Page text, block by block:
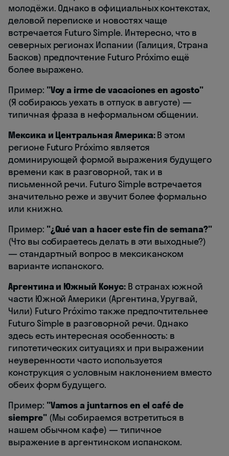
молодёжи. Однако в официальных контекстах,
деловой переписке и новостях чаще
встречается Futuro Simple. Интересно, что в
северных регионах Испании (Галиция, Страна
Басков) предпочтение Futuro Próximo ещё
более выражено.
Пример: "Voy a irme de vacaciones en agosto"
(Я собираюсь уехать в отпуск в августе) —
типичная фраза в неформальном общении.
Мексика и Центральная Америка:В этом
регионе Futuro Próximo является
доминирующей формой выражения будущего
времени как в разговорной, так и в
письменной речи. Futuro Simple встречается
значительно реже и звучит более формально
или книжно.
Пример: "¿Qué van a hacer este fin de semana?"
(Что вы собираетесь делать в эти выходные?)
— стандартный вопрос в мексиканском
варианте испанского.
Аргентина и Южный Конус:В странах южной
части Южной Америки (Аргентина, Уругвай,
Чили) Futuro Próximo также предпочтительнее
Futuro Simple в разговорной речи. Однако
здесь есть интересная особенность: в
гипотетических ситуациях и при выражении
неуверенности часто используется
конструкция с условным наклонением вместо
обеих форм будущего.
Пример: "Vamos a juntarnos en el café de
siempre"(Мы собираемся встретиться в
нашем обычном кафе) — типичное
выражение в аргентинском испанском.